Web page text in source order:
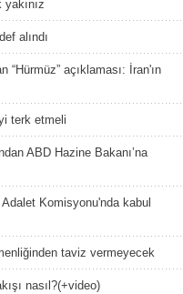
alındı
“Hürmüz” açıklaması: İran'ın
terk etmeli
ABD Hazine Bakanı’na
Komisyonu'nda kabul
taviz vermeyecek
nasıl?(+video)